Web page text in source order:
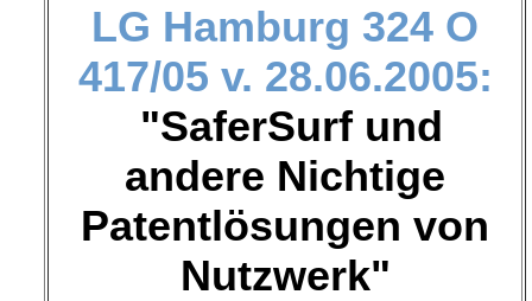
LG Hamburg 324 O
417/05 v. 28.06.2005:
"SaferSurf und
andere Nichtige
Patentlösungen von
Nutzwerk"